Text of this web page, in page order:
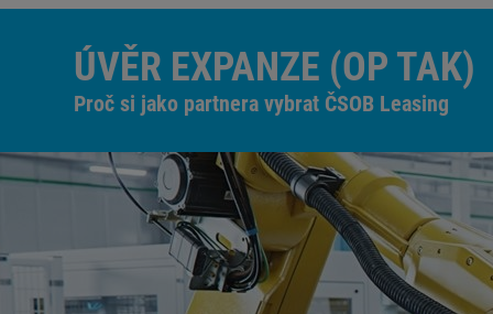
ÚVĚR EXPANZE (OP TAK)
Proč si jako partnera vybrat ČSOB Leasing